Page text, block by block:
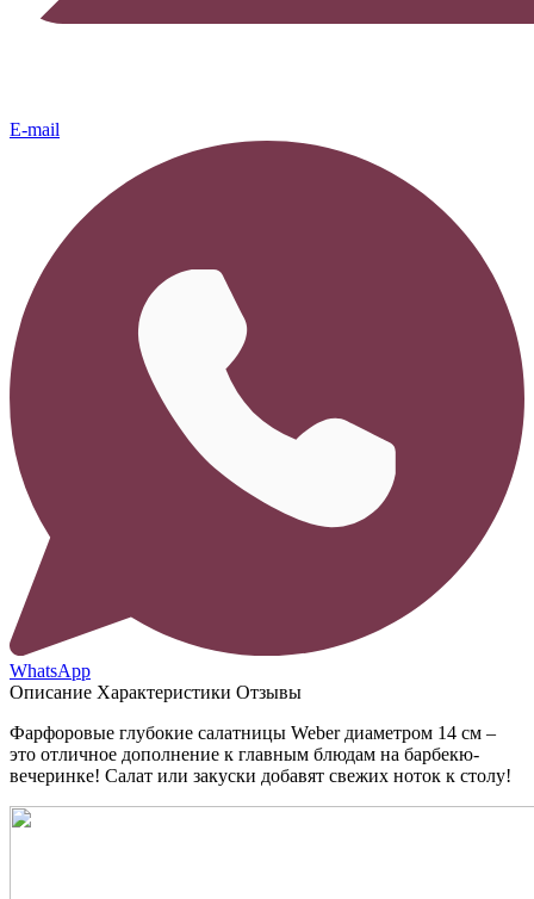
E-mail
WhatsApp
Описание Характеристики Отзывы
Фарфоровые глубокие салатницы Weber диаметром 14 см –
это отличное дополнение к главным блюдам на барбекю-
вечеринке! Салат или закуски добавят свежих ноток к столу!